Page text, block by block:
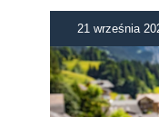
21 września